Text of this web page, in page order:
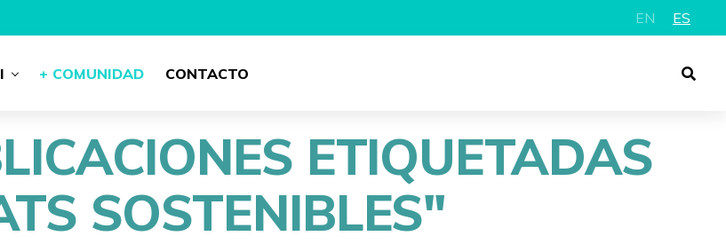
EN ES
+ COMUNIDAD CONTACTO
ETIQUETADAS
SOSTENIBLES"